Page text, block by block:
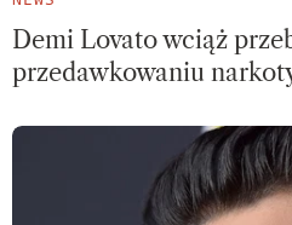
Demi Lovato wciąż
przedawkowaniu